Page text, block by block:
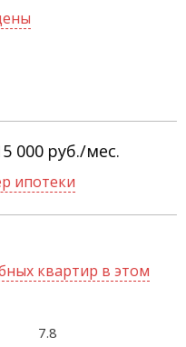
000 руб./мес.
ипотеки
квартир в этом
7.8